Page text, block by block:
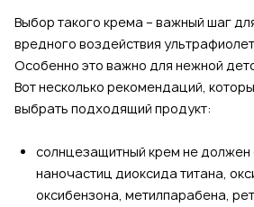
Выбор такого крема – важный шаг
вредного воздействия
Особенно это важно для нежной
Вот несколько рекомендаций,
выбрать подходящий продукт:
солнцезащитный крем не
наночастиц диоксида титана,
оксибензона, метилпарабена,